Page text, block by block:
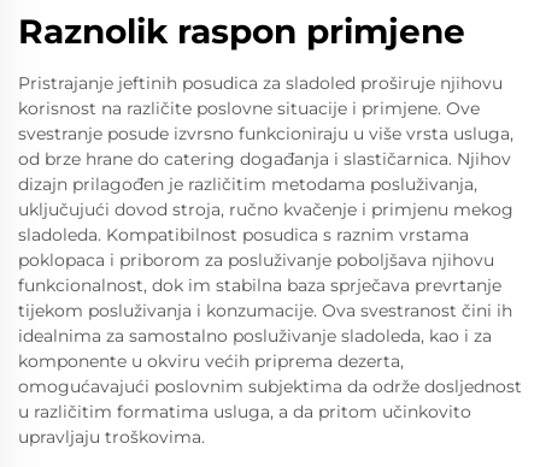
Raznolik raspon primjene
Pristrajanje jeftinih posudica za sladoled proširuje njihovu
korisnost na različite poslovne situacije i primjene. Ove
svestranje posude izvrsno funkcioniraju u više vrsta usluga,
od brze hrane do catering događanja i slastičarnica. Njihov
dizajn prilagođen je različitim metodama posluživanja,
uključujući dovod stroja, ručno kvačenje i primjenu mekog
sladoleda. Kompatibilnost posudica s raznim vrstama
poklopaca i priborom za posluživanje poboljšava njihovu
funkcionalnost, dok im stabilna baza sprječava prevrtanje
tijekom posluživanja i konzumacije. Ova svestranost čini ih
idealnima za samostalno posluživanje sladoleda, kao i za
komponente u okviru većih priprema dezerta,
omogućavajući poslovnim subjektima da održe dosljednost
u različitim formatima usluga, a da pritom učinkovito
upravljaju troškovima.